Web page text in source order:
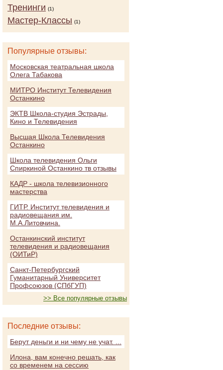
Тренинги (1)
Мастер-Классы (1)
Популярные отзывы:
Московская театральная школа
Олега Табакова
МИТРО Институт Телевидения
Останкино
ЭКТВ Школа-студия Эстрады,
Кино и Телевидения
Высшая Школа Телевидения
Останкино
Школа телевидения Ольги
Спиркиной Останкино тв отзывы
КАДР - школа телевизионного
мастерства
ГИТР. Институт телевидения и
радиовещания им.
М.А.Литовчина.
Останкинский институт
телевидения и радиовещания
(ОИТиР)
Санкт-Петербургский
Гуманитарный Университет
Профсоюзов (СПбГУП)
>> Все популярные отзывы
Последние отзывы:
Берут деньги и ни чему не учат. ...
Илона, вам конечно решать, как
со временем на сессию